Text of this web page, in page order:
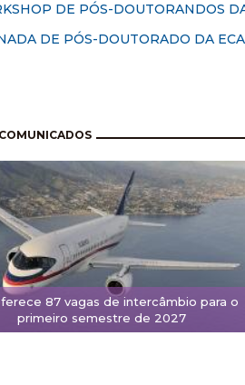
DE PÓS-DOUTORANDOS
DE PÓS-DOUTORADO DA
87 vagas de intercâmbio para o
primeiro semestre de 2027